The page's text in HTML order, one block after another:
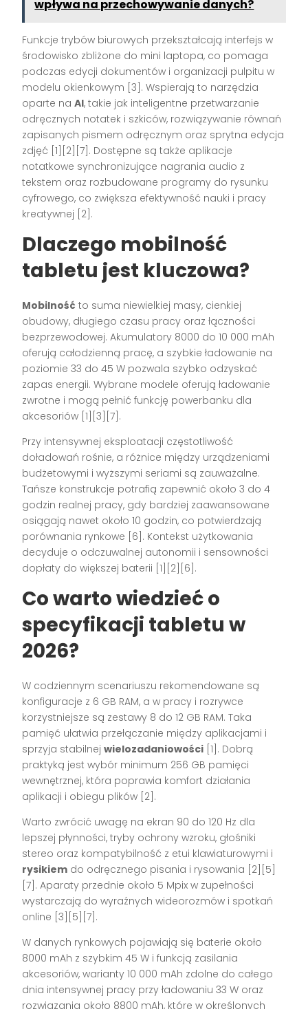
wpływa na przechowywanie danych?
Funkcje trybów biurowych przekształcają interfejs w
środowisko zbliżone do mini laptopa, co pomaga
podczas edycji dokumentów i organizacji pulpitu w
modelu okienkowym [3]. Wspierają to narzędzia
oparte naAI, takie jak inteligentne przetwarzanie
odręcznych notatek i szkiców, rozwiązywanie równań
zapisanych pismem odręcznym oraz sprytna edycja
zdjęć [1][2][7]. Dostępne są także aplikacje
notatkowe synchronizujące nagrania audio z
tekstem oraz rozbudowane programy do rysunku
cyfrowego, co zwiększa efektywność nauki i pracy
kreatywnej [2].
Dlaczego mobilność
tabletu jest kluczowa?
Mobilność to suma niewielkiej masy, cienkiej
obudowy, długiego czasu pracy oraz łączności
bezprzewodowej. Akumulatory 8000 do 10 000 mAh
oferują całodzienną pracę, a szybkie ładowanie na
poziomie 33 do 45 W pozwala szybko odzyskać
zapas energii. Wybrane modele oferują ładowanie
zwrotne i mogą pełnić funkcję powerbanku dla
akcesoriów [1][3][7].
Przy intensywnej eksploatacji częstotliwość
doładowań rośnie, a różnice między urządzeniami
budżetowymi i wyższymi seriami są zauważalne.
Tańsze konstrukcje potrafią zapewnić około 3 do 4
godzin realnej pracy, gdy bardziej zaawansowane
osiągają nawet około 10 godzin, co potwierdzają
porównania rynkowe [6]. Kontekst użytkowania
decyduje o odczuwalnej autonomii i sensowności
dopłaty do większej baterii [1][2][6].
Co warto wiedzieć o
specyfikacji tabletu w
2026?
W codziennym scenariuszu rekomendowane są
konfiguracje z 6 GB RAM, a w pracy i rozrywce
korzystniejsze są zestawy 8 do 12 GB RAM. Taka
pamięć ułatwia przełączanie między aplikacjami i
sprzyja stabilnejwielozadaniowości [1]. Dobrą
praktyką jest wybór minimum 256 GB pamięci
wewnętrznej, która poprawia komfort działania
aplikacji i obiegu plików [2].
Warto zwrócić uwagę na ekran 90 do 120 Hz dla
lepszej płynności, tryby ochrony wzroku, głośniki
stereo oraz kompatybilność z etui klawiaturowymi i
rysikiem do odręcznego pisania i rysowania [2][5]
[7]. Aparaty przednie około 5 Mpix w zupełności
wystarczają do wyraźnych wideorozmów i spotkań
online [3][5][7].
W danych rynkowych pojawiają się baterie około
8000 mAh z szybkim 45 W i funkcją zasilania
akcesoriów, warianty 10 000 mAh zdolne do całego
dnia intensywnej pracy przy ładowaniu 33 W oraz
rozwiązania około 8800 mAh, które w określonych